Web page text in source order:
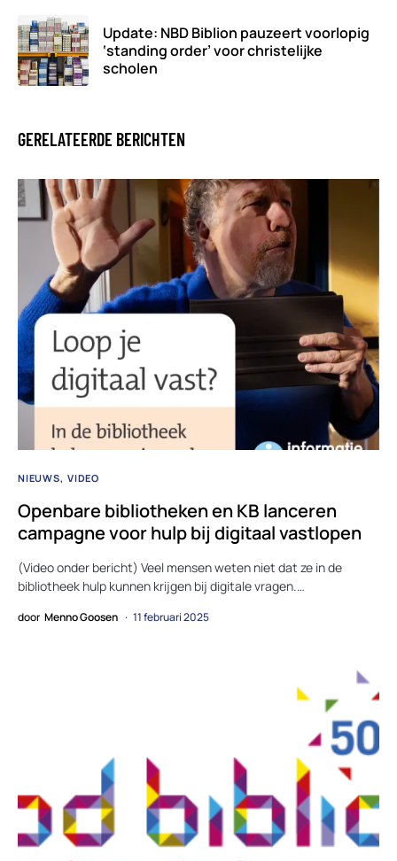
Update: NBD Biblion pauzeert voorlopig
‘standing order’ voor christelijke
scholen
GERELATEERDE BERICHTEN
NIEUWS VIDEO
Openbare bibliotheken en KB lanceren
campagne voor hulp bij digitaal vastlopen
(Video onder bericht) Veel mensen weten niet dat ze in de
bibliotheek hulp kunnen krijgen bij digitale vragen.…
door Menno Goosen 11 februari 2025